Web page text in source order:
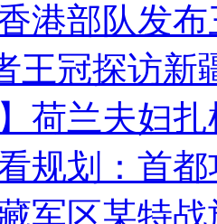
港部队发
王冠探访新
】荷兰夫妇
规划：首
军区某特